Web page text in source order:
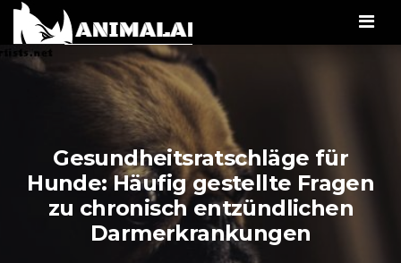
Gesundheitsratschläge für
Hunde: Häufig gestellte Fragen
zu chronisch entzündlichen
Darmerkrankungen